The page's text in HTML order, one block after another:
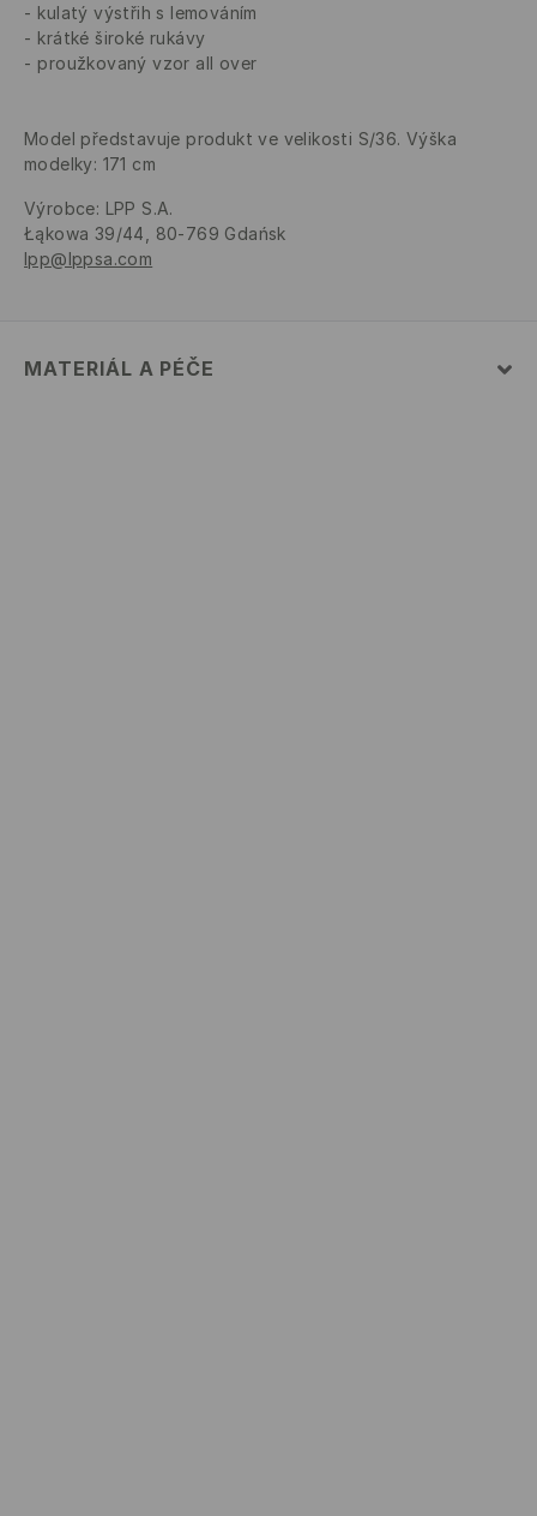
kulatý výstřih s lemováním
krátké široké rukávy
proužkovaný vzor all over
Model představuje produkt ve velikosti S/36. Výška
modelky: 171 cm
Výrobce: LPP S.A.
Łąkowa 39/44, 80-769 Gdańsk
lpp@lppsa.com
MATERIÁL A PÉČE